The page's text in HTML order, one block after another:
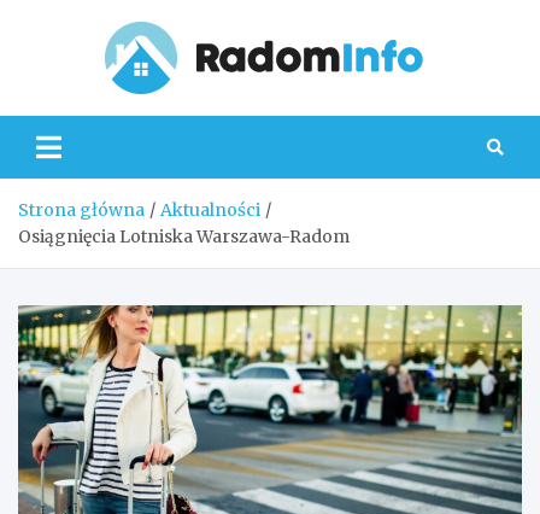
Strona główna
Aktualności
Osiągnięcia Lotniska Warszawa-Radom